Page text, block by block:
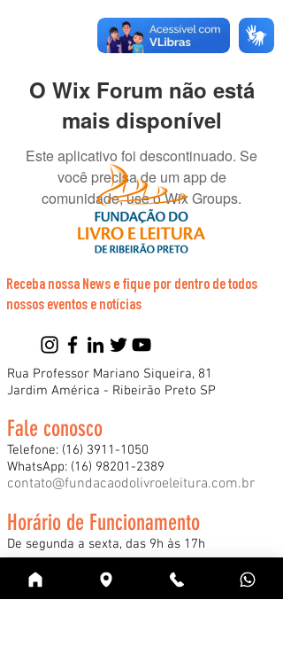
O Wix Forum não está
mais disponível
Este aplicativo foi descontinuado. Se
você precisa de um app de
comunidade, use o Wix Groups.
Receba nossa News e fique por dentro de todos
nossos eventos e notícias
Rua Professor Mariano Siqueira, 81
Jardim América - Ribeirão Preto SP
Fale conosco
Telefone: (16) 3911-1050
WhatsApp: (16) 98201-2389
contato@fundacaodolivroeleitura.com.br
Horário de Funcionamento
De segunda a sexta, das 9h às 17h
*Consulte nossos horários especiais de